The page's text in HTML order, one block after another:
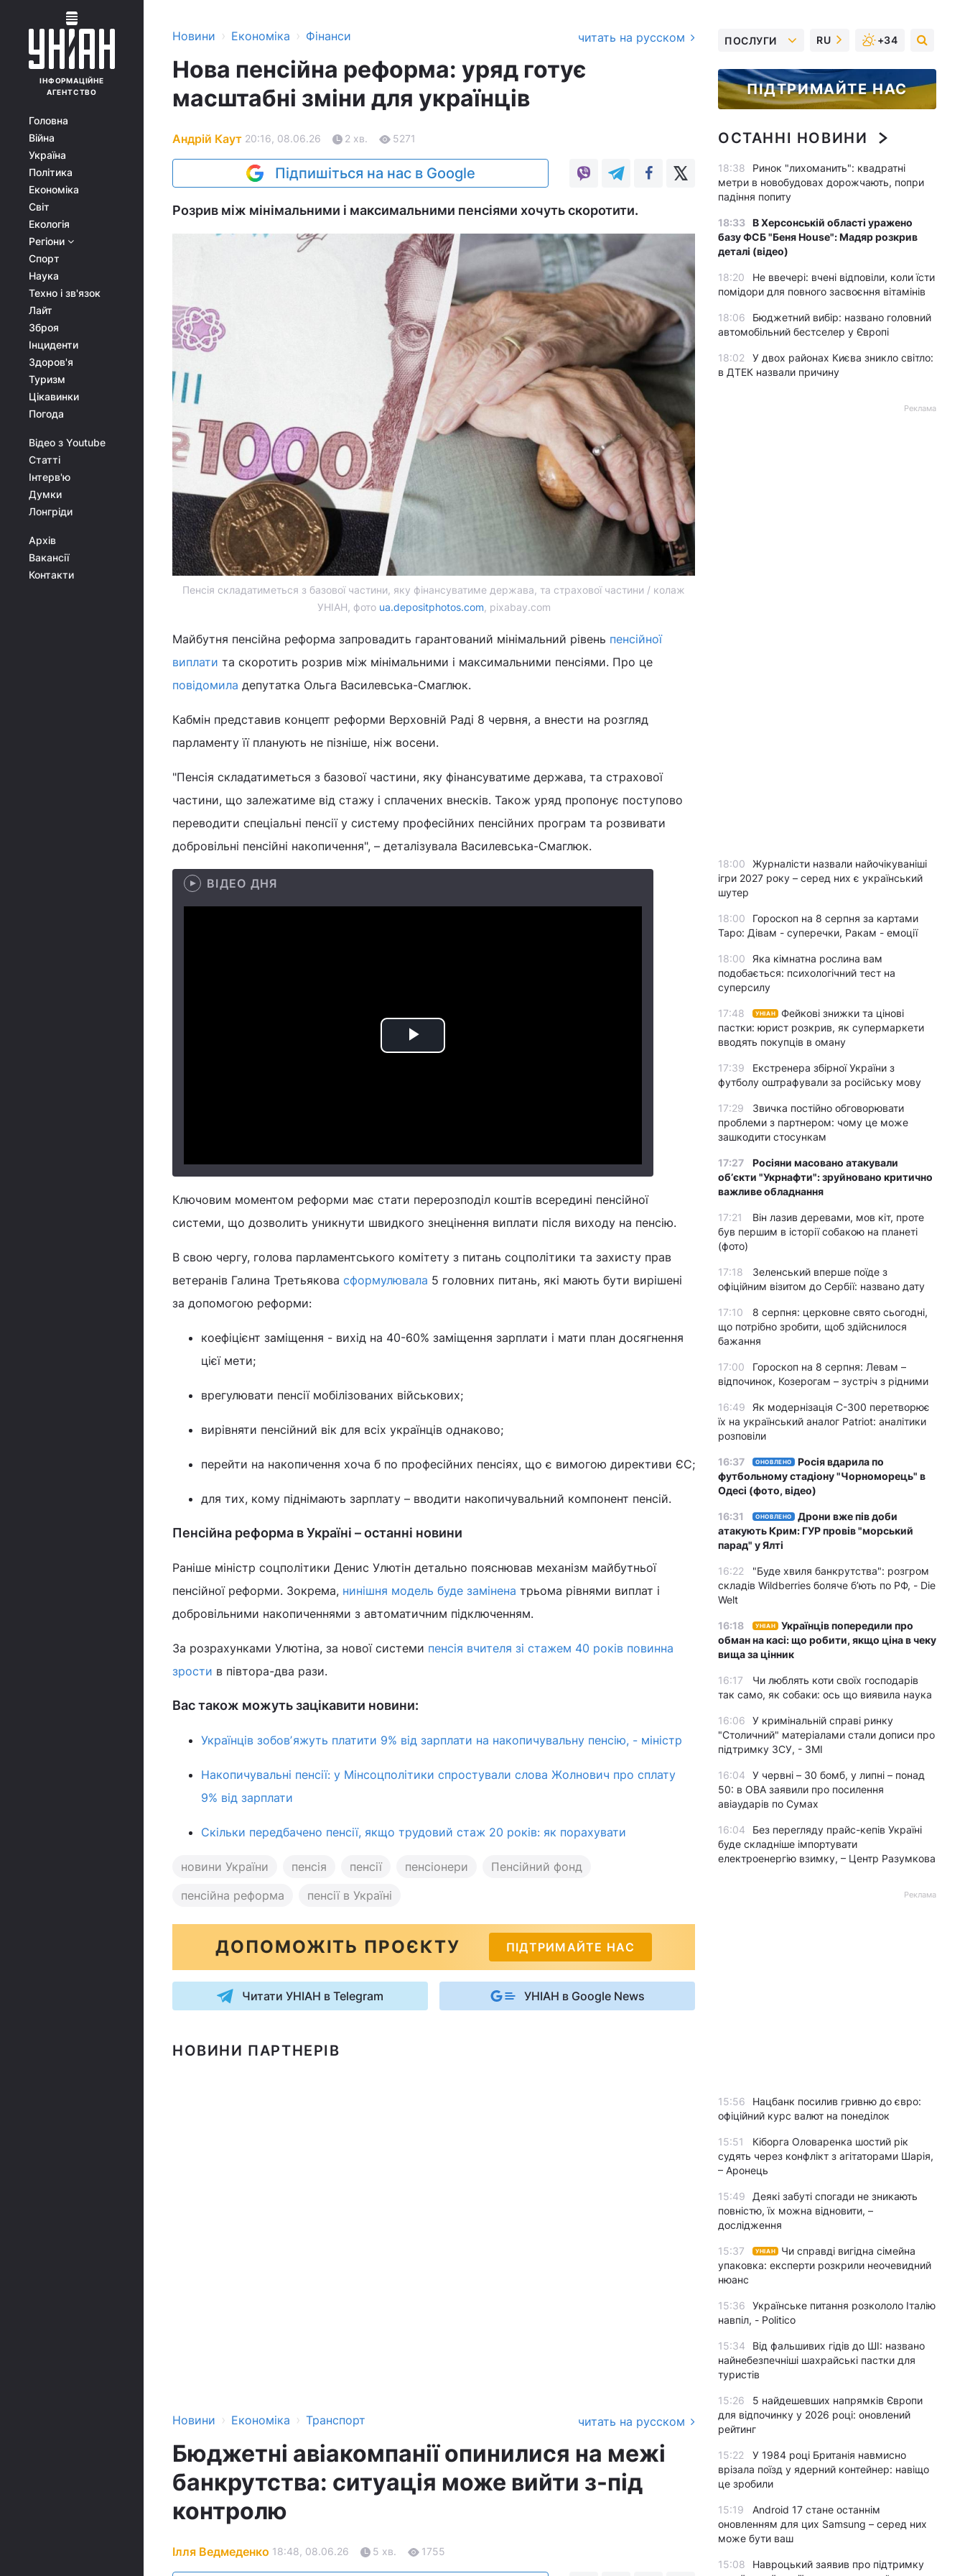
ІНФОРМАЦІЙНЕ
АГЕНТСТВО
Головна
Війна
Україна
Політика
Економіка
Світ
Екологія
Регіони
Спорт
Наука
Техно і зв'язок
Лайт
Зброя
Інциденти
Здоров'я
Туризм
Цікавинки
Погода
Відео з Youtube
Статті
Інтерв'ю
Думки
Лонгріди
Архів
Вакансії
Контакти
Новини › Економіка › Фінанси читать на русском
Нова пенсійна реформа: уряд готує
масштабні зміни для українців
Андрій Каут 20:16, 08.06.26 2 хв. 5271
Підпишіться на нас в Google
Розрив між мінімальними і максимальними пенсіями хочуть скоротити.
Пенсія складатиметься з базової частини, яку фінансуватиме держава, та страхової частини / колаж
УНІАН, фото ua.depositphotos.com, pixabay.com
Майбутня пенсійна реформа запровадить гарантований мінімальний рівень пенсійної
виплати та скоротить розрив між мінімальними і максимальними пенсіями. Про це
повідомила депутатка Ольга Василевська-Смаглюк.
Кабмін представив концепт реформи Верховній Раді 8 червня, а внести на розгляд
парламенту її планують не пізніше, ніж восени.
"Пенсія складатиметься з базової частини, яку фінансуватиме держава, та страхової
частини, що залежатиме від стажу і сплачених внесків. Також уряд пропонує поступово
переводити спеціальні пенсії у систему професійних пенсійних програм та розвивати
добровільні пенсійні накопичення", – деталізувала Василевська-Смаглюк.
ВІДЕО ДНЯ
Play
Ключовим моментом реформи має стати перерозподіл коштів всередині пенсійної
системи, що дозволить уникнути швидкого знецінення виплати після виходу на пенсію.
В свою чергу, голова парламентського комітету з питань соцполітики та захисту прав
ветеранів Галина Третьякова сформулювала 5 головних питань, які мають бути вирішені
за допомогою реформи:
коефіцієнт заміщення - вихід на 40-60% заміщення зарплати і мати план досягнення
цієї мети;
врегулювати пенсії мобілізованих військових;
вирівняти пенсійний вік для всіх українців однаково;
перейти на накопичення хоча б по професійних пенсіях, що є вимогою директиви ЄС;
для тих, кому піднімають зарплату – вводити накопичувальний компонент пенсій.
Пенсійна реформа в Україні – останні новини
Раніше міністр соцполітики Денис Улютін детально пояснював механізм майбутньої
пенсійної реформи. Зокрема, нинішня модель буде замінена трьома рівнями виплат і
добровільними накопиченнями з автоматичним підключенням.
За розрахунками Улютіна, за нової системи пенсія вчителя зі стажем 40 років повинна
зрости в півтора-два рази.
Вас також можуть зацікавити новини:
Українців зобовʼяжуть платити 9% від зарплати на накопичувальну пенсію, - міністр
Накопичувальні пенсії: у Мінсоцполітики спростували слова Жолнович про сплату
9% від зарплати
Скільки передбачено пенсії, якщо трудовий стаж 20 років: як порахувати
новини України пенсія пенсії пенсіонери
Пенсійний фонд
пенсійна реформа
пенсії в Україні
ДОПОМОЖІТЬ ПРОЄКТУ ПІДТРИМАЙТЕ НАС
Читати УНІАН в Telegram УНІАН в Google News
НОВИНИ ПАРТНЕРІВ
Новини › Економіка › Транспорт читать на русском
Бюджетні авіакомпанії опинилися на межі
банкрутства: ситуація може вийти з-під
контролю
Ілля Ведмеденко 18:48, 08.06.26 5 хв. 1755
ПОСЛУГИ RU +34
ПІДТРИМАЙТЕ НАС
ОСТАННІ НОВИНИ
18:38
Ринок "лихоманить": квадратні
метри в новобудовах дорожчають, попри
падіння попиту
18:33 В Херсонській області уражено
базу ФСБ "Беня House": Мадяр розкрив
деталі (відео)
18:20
Не ввечері: вчені відповіли, коли їсти
помідори для повного засвоєння вітамінів
18:06
Бюджетний вибір: названо головний
автомобільний бестселер у Європі
18:02
У двох районах Києва зникло світло:
в ДТЕК назвали причину
Реклама
18:00
Журналісти назвали найочікуваніші
ігри 2027 року – серед них є український
шутер
18:00
Гороскоп на 8 серпня за картами
Таро: Дівам - суперечки, Ракам - емоції
18:00
Яка кімнатна рослина вам
подобається: психологічний тест на
суперсилу
17:48 УНІАН
Фейкові знижки та цінові
пастки: юрист розкрив, як супермаркети
вводять покупців в оману
17:39
Екстренера збірної України з
футболу оштрафували за російську мову
17:29
Звичка постійно обговорювати
проблеми з партнером: чому це може
зашкодити стосункам
17:27
Росіяни масовано атакували
обʼєкти "Укрнафти": зруйновано критично
важливе обладнання
17:21
Він лазив деревами, мов кіт, проте
був першим в історії собакою на планеті
(фото)
17:18
Зеленський вперше поїде з
офіційним візитом до Сербії: названо дату
17:10
8 серпня: церковне свято сьогодні,
що потрібно зробити, щоб здійснилося
бажання
17:00
Гороскоп на 8 серпня: Левам –
відпочинок, Козерогам – зустріч з рідними
16:49
Як модернізація С-300 перетворює
їх на український аналог Patriot: аналітики
розповіли
16:37 ОНОВЛЕНО
Росія вдарила по
футбольному стадіону "Чорноморець" в
Одесі (фото, відео)
16:31 ОНОВЛЕНО
Дрони вже пів доби
атакують Крим: ГУР провів "морський
парад" у Ялті
16:22
"Буде хвиля банкрутства": розгром
складів Wildberries боляче бʼють по РФ, - Die
Welt
16:18 УНІАН
Українців попередили про
обман на касі: що робити, якщо ціна в чеку
вища за цінник
16:17
Чи люблять коти своїх господарів
так само, як собаки: ось що виявила наука
16:06
У кримінальній справі ринку
"Столичний" матеріалами стали дописи про
підтримку ЗСУ, - ЗМІ
16:04
У червні – 30 бомб, у липні – понад
50: в ОВА заявили про посилення
авіаударів по Сумах
16:04
Без перегляду прайс-кепів Україні
буде складніше імпортувати
електроенергію взимку, – Центр Разумкова
Реклама
15:56
Нацбанк посилив гривню до євро:
офіційний курс валют на понеділок
15:51
Кіборга Оловаренка шостий рік
судять через конфлікт з агітаторами Шарія,
– Аронець
15:49
Деякі забуті спогади не зникають
повністю, їх можна відновити, –
дослідження
15:37 УНІАН
Чи справді вигідна сімейна
упаковка: експерти розкрили неочевидний
нюанс
15:36
Українське питання розкололо Італію
навпіл, - Politico
15:34
Від фальшивих гідів до ШІ: названо
найнебезпечніші шахрайські пастки для
туристів
15:26
5 найдешевших напрямків Європи
для відпочинку у 2026 році: оновлений
рейтинг
15:22
У 1984 році Британія навмисно
врізала поїзд у ядерний контейнер: навіщо
це зробили
15:19
Android 17 стане останнім
оновленням для цих Samsung – серед них
може бути ваш
15:08
Навроцький заявив про підтримку